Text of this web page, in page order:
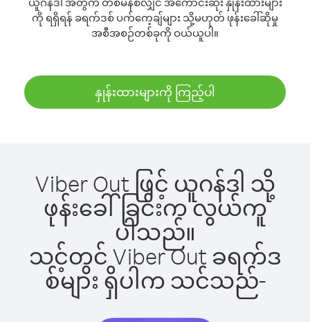
ကို ရရှိရန် ခရက်ဒစ် ပက်ကေ့ချ်များ သို့မဟုတ် ဖုန်းခေါ်ဆိုမှု
အစီအစဉ်တစ်ခုကို ဝယ်ယူပါ။
နှုန်းထားများကို ကြည့်ပါ
Viber Out ဖြင့် ယူဂန်ဒါ သို့
ဖုန်းခေါ်ခြင်းက လွယ်ကူ
ပါသည်။
သင့်တွင် Viber Out ခရက်ဒ
စ်များ ရှိပါက သင်သည်-